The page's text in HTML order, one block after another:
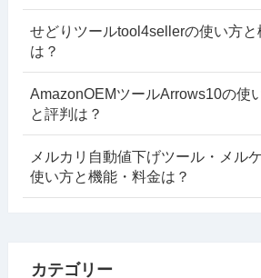
せどりツールtool4sellerの使い方
は？
AmazonOEMツールArrows10の使
と評判は？
メルカリ自動値下げツール・メル
使い方と機能・料金は？
カテゴリー